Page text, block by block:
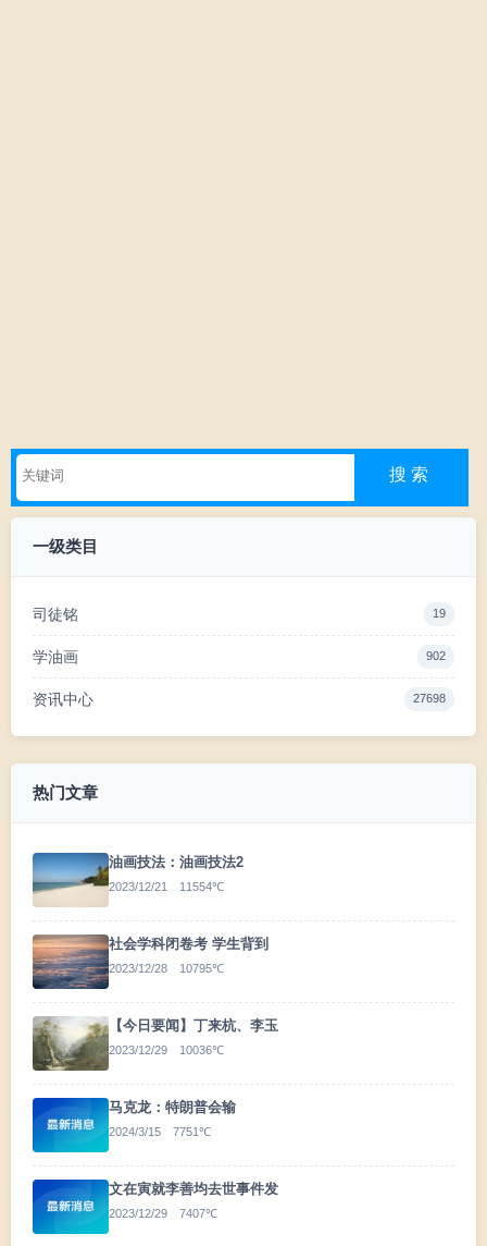
一级类目
司徒铭 19
学油画 902
资讯中心 27698
热门文章
油画技法：油画技法2
2023/12/21 11554℃
社会学科闭卷考 学生背到
2023/12/28 10795℃
【今日要闻】丁来杭、李玉
2023/12/29 10036℃
马克龙：特朗普会输
2024/3/15 7751℃
文在寅就李善均去世事件发
2023/12/29 7407℃